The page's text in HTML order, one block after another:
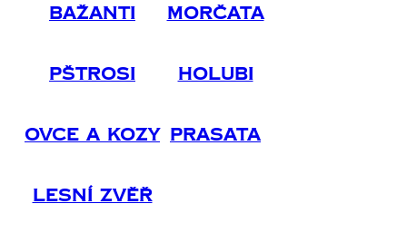
Bažanti Morčata
Pštrosi Holubi
Ovce A Kozy Prasata
Lesní Zvěř